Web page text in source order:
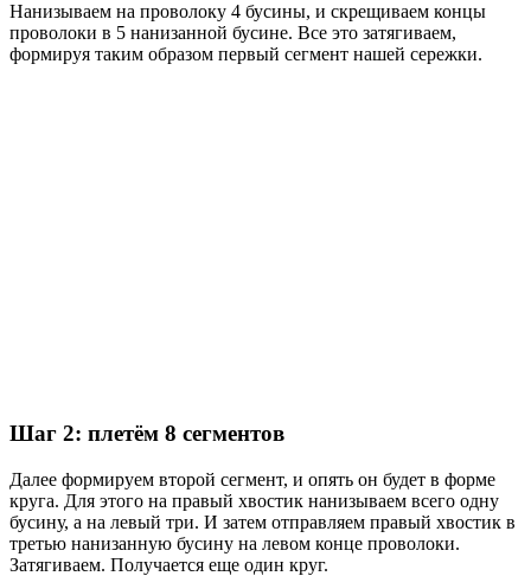
Нанизываем на проволоку 4 бусины, и скрещиваем концы
проволоки в 5 нанизанной бусине. Все это затягиваем,
формируя таким образом первый сегмент нашей сережки.
Шаг 2: плетём 8 сегментов
Далее формируем второй сегмент, и опять он будет в форме
круга. Для этого на правый хвостик нанизываем всего одну
бусину, а на левый три. И затем отправляем правый хвостик в
третью нанизанную бусину на левом конце проволоки.
Затягиваем. Получается еще один круг.